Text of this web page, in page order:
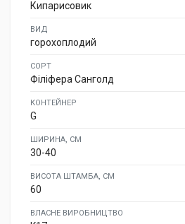
Кипарисовик
ВИД
горохоплодий
СОРТ
Філіфера Санголд
КОНТЕЙНЕР
G
ШИРИНА, СМ
30-40
ВИСОТА ШТАМБА, СМ
60
ВЛАСНЕ ВИРОБНИЦТВО